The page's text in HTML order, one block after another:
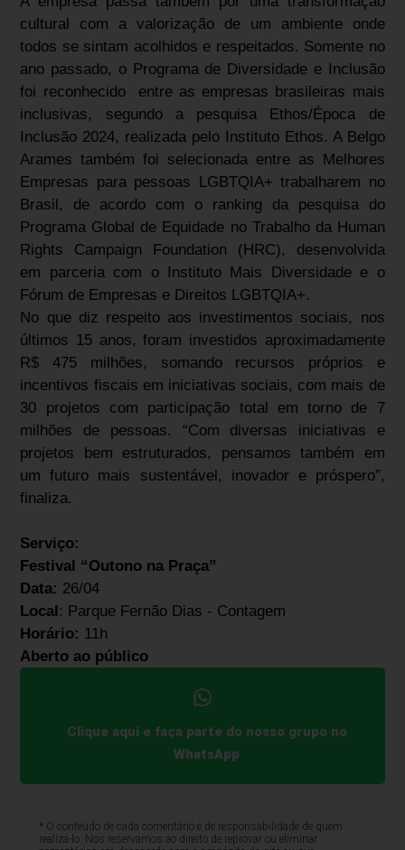
cultural com a valorização de um ambiente onde
todos se sintam acolhidos e respeitados. Somente no
ano passado, o Programa de Diversidade e Inclusão
foi reconhecido entre as empresas brasileiras mais
inclusivas, segundo a pesquisa Ethos/Época de
Inclusão 2024, realizada pelo Instituto Ethos. A Belgo
Arames também foi selecionada entre as Melhores
Empresas para pessoas LGBTQIA+ trabalharem no
Brasil, de acordo com o ranking da pesquisa do
Programa Global de Equidade no Trabalho da Human
Rights Campaign Foundation (HRC), desenvolvida
em parceria com o Instituto Mais Diversidade e o
Fórum de Empresas e Direitos LGBTQIA+.
No que diz respeito aos investimentos sociais, nos
últimos 15 anos, foram investidos aproximadamente
R$ 475 milhões, somando recursos próprios e
incentivos fiscais em iniciativas sociais, com mais de
30 projetos com participação total em torno de 7
milhões de pessoas. “Com diversas iniciativas e
projetos bem estruturados, pensamos também em
um futuro mais sustentável, inovador e próspero”,
finaliza.
Serviço:
Festival “Outono na Praça”
Data: 26/04
Local: Parque Fernão Dias - Contagem
Horário: 11h
Aberto ao público
Clique aqui e faça parte do nosso grupo no
WhatsApp
* O conteúdo de cada comentário é de responsabilidade de quem
realizá-lo. Nos reservamos ao direito de reprovar ou eliminar